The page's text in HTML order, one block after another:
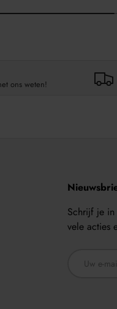
ons weten!
Schrijf je
vele acties